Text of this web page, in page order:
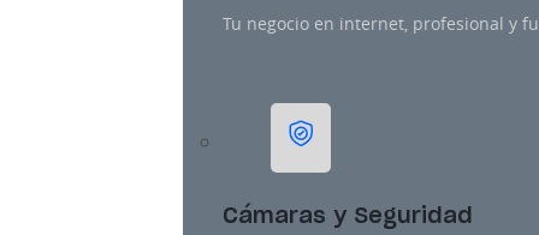
Tu negocio en internet, profesional y
Cámaras y Seguridad